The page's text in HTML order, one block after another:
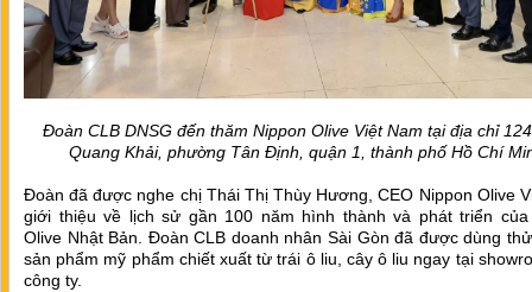
Đoàn CLB DNSG đến thăm Nippon Olive Việt Nam tại địa chỉ
Quang Khải, phường Tân Định, quận 1, thành phố Hồ Chí
Đoàn đã được nghe chị Thái Thị Thùy Hương, CEO Nippon Olive
giới thiệu về lịch sử gần 100 năm hình thành và phát triển của
Olive Nhật Bản. Đoàn CLB doanh nhân Sài Gòn đã được dùng
sản phẩm mỹ phẩm chiết xuất từ trái ô liu, cây ô liu ngay tại
công ty.